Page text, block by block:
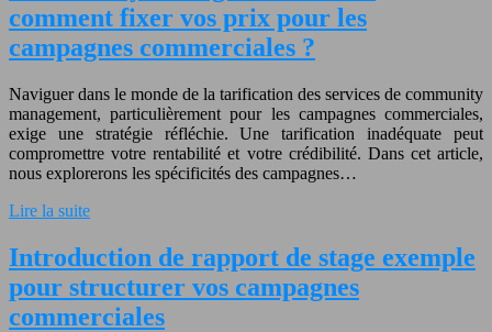
comment fixer vos prix pour les
campagnes commerciales ?
Naviguer dans le monde de la tarification des services de community
management, particulièrement pour les campagnes commerciales,
exige une stratégie réfléchie. Une tarification inadéquate peut
compromettre votre rentabilité et votre crédibilité. Dans cet article,
nous explorerons les spécificités des campagnes…
Lire la suite
Introduction de rapport de stage exemple
pour structurer vos campagnes
commerciales